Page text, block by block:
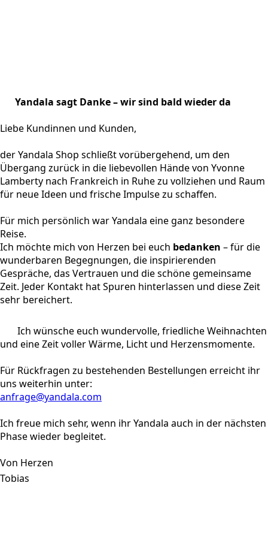
Yandala sagt Danke – wir sind bald wieder da
Liebe Kundinnen und Kunden,
der Yandala Shop schließt vorübergehend, um den
Übergang zurück in die liebevollen Hände von Yvonne
Lamberty nach Frankreich in Ruhe zu vollziehen und Raum
für neue Ideen und frische Impulse zu schaffen.
Für mich persönlich war Yandala eine ganz besondere
Reise.
Ich möchte mich von Herzen bei euch bedanken – für die
wunderbaren Begegnungen, die inspirierenden
Gespräche, das Vertrauen und die schöne gemeinsame
Zeit. Jeder Kontakt hat Spuren hinterlassen und diese Zeit
sehr bereichert.
Ich wünsche euch wundervolle, friedliche Weihnachten
und eine Zeit voller Wärme, Licht und Herzensmomente.
Für Rückfragen zu bestehenden Bestellungen erreicht ihr
uns weiterhin unter:
anfrage@yandala.com
Ich freue mich sehr, wenn ihr Yandala auch in der nächsten
Phase wieder begleitet.
Von Herzen
Tobias